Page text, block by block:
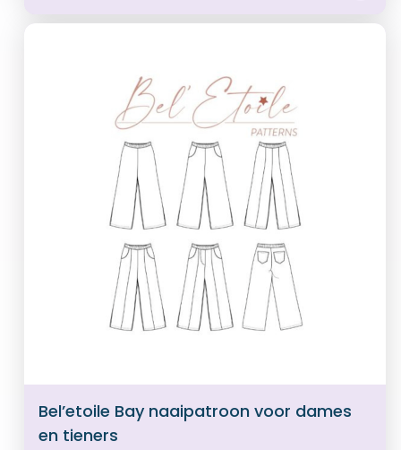
Bel’etoile Bay naaipatroon voor dames
en tieners